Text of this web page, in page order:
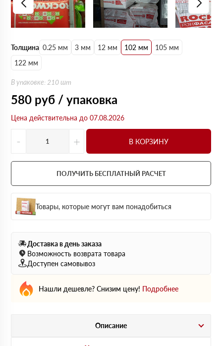
Толщина 0.25 мм 3 мм 12 мм 102 мм
105 мм
122 мм
В упаковке: 210 шт
580 руб / упаковка
Цена действительна до 07.08.2026
- + В КОРЗИНУ
ПОЛУЧИТЬ БЕСПЛАТНЫЙ РАСЧЕТ
Товары, которые могут вам понадобиться
Доставка в день заказа
Возможность возврата товара
Доступен самовывоз
Нашли дешевле? Снизим цену! Подробнее
Описание